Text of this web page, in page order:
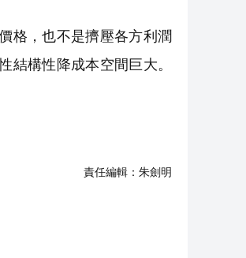
格，也不是擠壓各方利潤
結構性降成本空間巨大。
責任編輯： 朱劍明